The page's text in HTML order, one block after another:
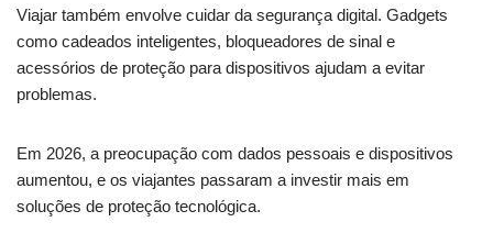
Viajar também envolve cuidar da segurança digital. Gadgets
como cadeados inteligentes, bloqueadores de sinal e
acessórios de proteção para dispositivos ajudam a evitar
problemas.
Em 2026, a preocupação com dados pessoais e dispositivos
aumentou, e os viajantes passaram a investir mais em
soluções de proteção tecnológica.